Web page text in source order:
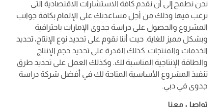
نحن نطمح إلى أن نقدم كافة الاستشارات الاقتصادية التي
ترغب فيها وذلك من أجل مساعدتك على الإلمام بكافة جوانب
المشروع والحصول على دراسة جدوى الإمارات باحترافية
وبشكل مميز للغاية. حيث أننا نقوم على تحديد نوع الإنتاج، تحديد
الخدمات والمنتجات. كذلك القدرة على تحديد حجم الإنتاج
والطاقة الإنتاجية المناسبة لك. وكذلك العمل على تحديد طرق
تنفيذ المشروع الأساسية المتاحة لك في أفضل شركة دراسة
جدوى في دبي.
تواصل معنا